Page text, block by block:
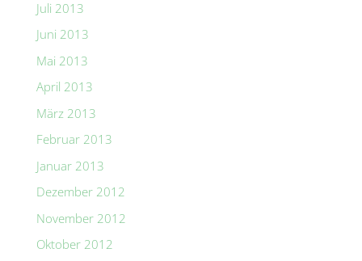
Juli 2013
Juni 2013
Mai 2013
April 2013
März 2013
Februar 2013
Januar 2013
Dezember 2012
November 2012
Oktober 2012